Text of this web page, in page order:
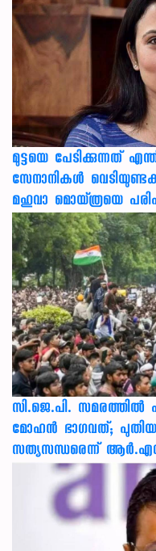
മുട്ടയെ പേടിക്കുന്നത്
സേനാനികൾ
മഹുവാ മൊയ്ത്രയെ
സി.ജെ.പി. സമരത്തിൽ
മോഹൻ ഭാഗവത്;
സത്യസന്ധരെന്ന്